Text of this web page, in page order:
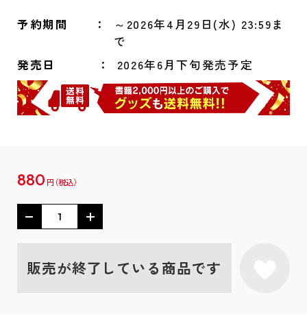
予約期間
～2026年4月29日(水) 23:59ま
で
発売日
2026年6月下旬発売予定
880 円
販売が終了している商品です